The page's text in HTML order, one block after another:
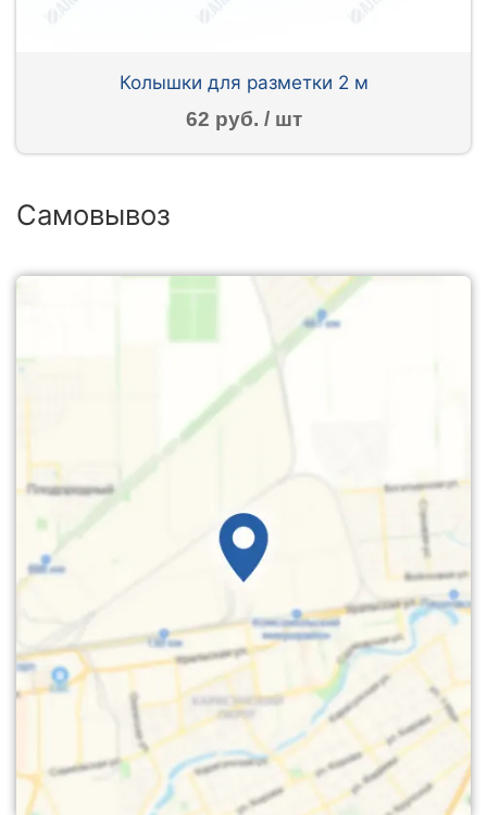
Колышки для разметки 2 м
62 руб. / шт
Самовывоз